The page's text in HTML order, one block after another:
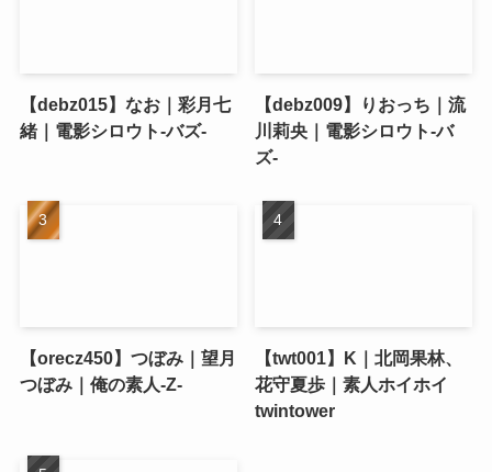
【debz015】なお｜彩月七
緒｜電影シロウト-バズ-
【debz009】りおっち｜流
川莉央｜電影シロウト-バ
ズ-
【orecz450】つぼみ｜望月
つぼみ｜俺の素人-Z-
【twt001】K｜北岡果林、
花守夏歩｜素人ホイホイ
twintower